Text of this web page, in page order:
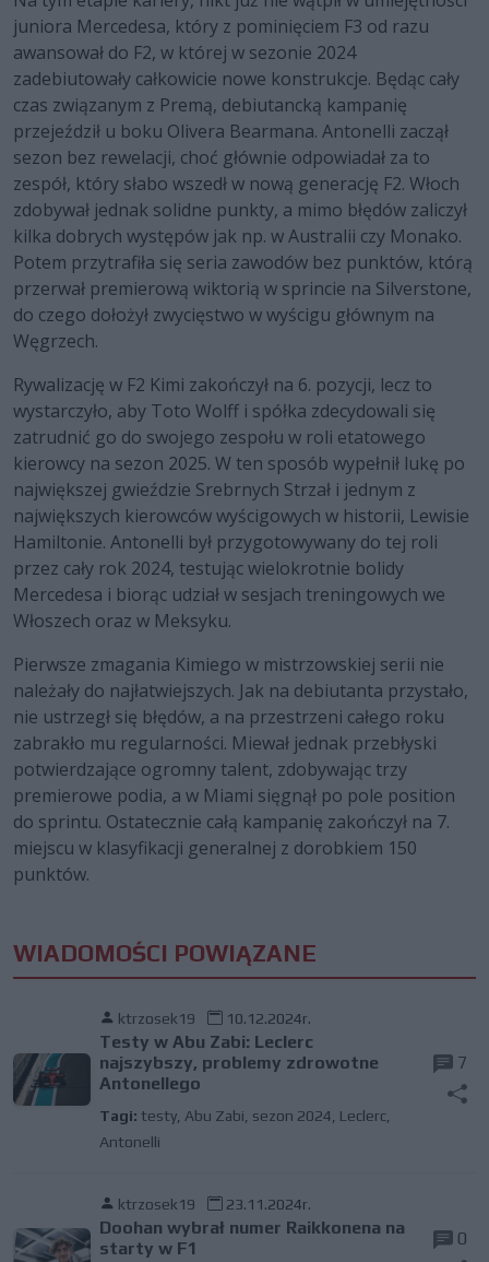
juniora Mercedesa, który z pominięciem F3 od razu
awansował do F2, w której w sezonie 2024
zadebiutowały całkowicie nowe konstrukcje. Będąc cały
czas związanym z Premą, debiutancką kampanię
przejeździł u boku Olivera Bearmana. Antonelli zaczął
sezon bez rewelacji, choć głównie odpowiadał za to
zespół, który słabo wszedł w nową generację F2. Włoch
zdobywał jednak solidne punkty, a mimo błędów zaliczył
kilka dobrych występów jak np. w Australii czy Monako.
Potem przytrafiła się seria zawodów bez punktów, którą
przerwał premierową wiktorią w sprincie na Silverstone,
do czego dołożył zwycięstwo w wyścigu głównym na
Węgrzech.
Rywalizację w F2 Kimi zakończył na 6. pozycji, lecz to
wystarczyło, aby Toto Wolff i spółka zdecydowali się
zatrudnić go do swojego zespołu w roli etatowego
kierowcy na sezon 2025. W ten sposób wypełnił lukę po
największej gwieździe Srebrnych Strzał i jednym z
największych kierowców wyścigowych w historii, Lewisie
Hamiltonie. Antonelli był przygotowywany do tej roli
przez cały rok 2024, testując wielokrotnie bolidy
Mercedesa i biorąc udział w sesjach treningowych we
Włoszech oraz w Meksyku.
Pierwsze zmagania Kimiego w mistrzowskiej serii nie
należały do najłatwiejszych. Jak na debiutanta przystało,
nie ustrzegł się błędów, a na przestrzeni całego roku
zabrakło mu regularności. Miewał jednak przebłyski
potwierdzające ogromny talent, zdobywając trzy
premierowe podia, a w Miami sięgnął po pole position
do sprintu. Ostatecznie całą kampanię zakończył na 7.
miejscu w klasyfikacji generalnej z dorobkiem 150
punktów.
WIADOMOŚCI POWIĄZANE
ktrzosek19 10.12.2024r.
Testy w Abu Zabi: Leclerc
najszybszy, problemy zdrowotne
Antonellego
Tagi: testy, Abu Zabi sezon 2024 Leclerc,
Antonelli
7
ktrzosek19 23.11.2024r.
Doohan wybrał numer Raikkonena na
starty w F1
0